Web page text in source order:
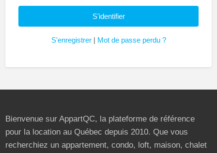
S'enregistrer| Mot de passe perdu ?
Bienvenue sur AppartQC, la plateforme de référence
pour la location au Québec depuis 2010. Que vous
recherchiez un appartement, condo, loft, maison, chalet